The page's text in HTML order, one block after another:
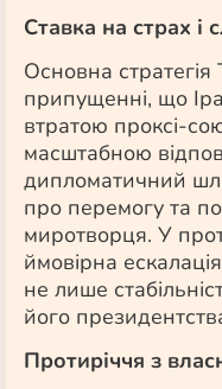
Ставка на страх і
Основна
припущенні, що
втратою проксі-
масштабною
дипломатичний
про перемогу та
миротворця. У
ймовірна
не лише
його
Протиріччя з